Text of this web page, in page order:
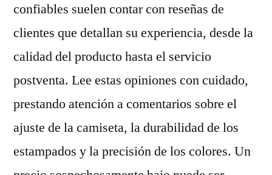
confiables suelen contar con reseñas de
clientes que detallan su experiencia, desde la
calidad del producto hasta el servicio
postventa. Lee estas opiniones con cuidado,
prestando atención a comentarios sobre el
ajuste de la camiseta, la durabilidad de los
estampados y la precisión de los colores. Un